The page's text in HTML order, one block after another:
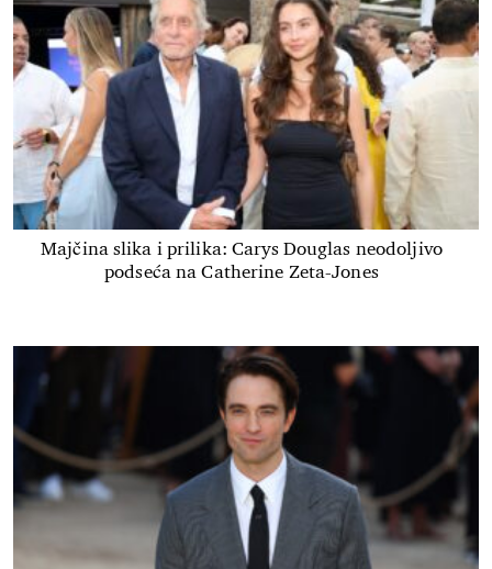
Majčina slika i prilika: Carys Douglas neodoljivo
podseća na Catherine Zeta-Jones